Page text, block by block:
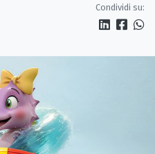
Condividi su: